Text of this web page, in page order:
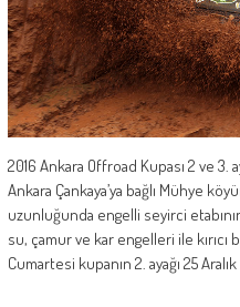
2016 Ankara Offroad Kupası 2 ve 3.
Ankara Çankaya’ya bağlı Mühye
uzunluğunda engelli seyirci
su, çamur ve kar engelleri ile
Cumartesi kupanın 2. ayağı 25 Aralık